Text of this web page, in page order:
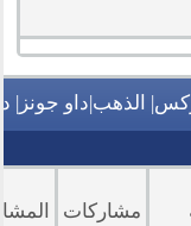
الذهب|داو جونز|
مشاركات